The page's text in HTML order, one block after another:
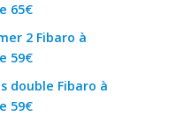
65€
2 Fibaro à
59€
double Fibaro à
59€